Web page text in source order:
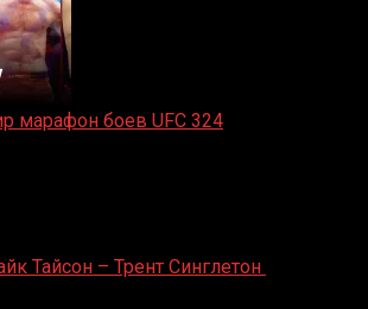
марафон боев UFC 324
Тайсон – Трент Синглетон